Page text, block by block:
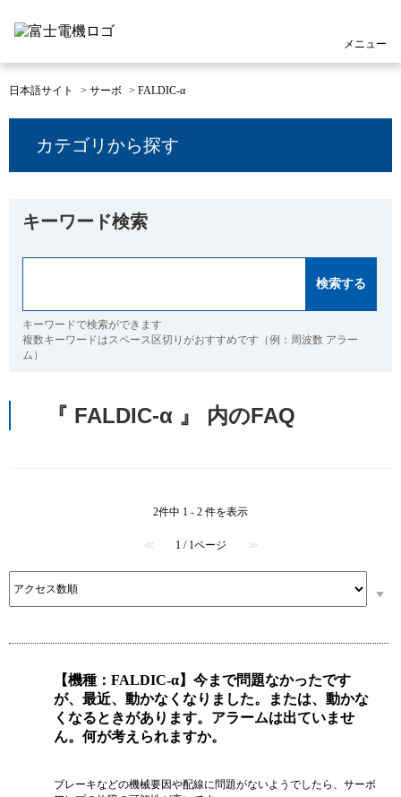
メニュー
日本語サイト > サーボ > FALDIC-α
カテゴリから探す
キーワード検索
キーワードで検索ができます
複数キーワードはスペース区切りがおすすめです（例：周波数 アラー
ム）
『 FALDIC-α 』 内のFAQ
2件中 1 - 2 件を表示
≪ 1 / 1ページ ≫
【機種：FALDIC-α】今まで問題なかったです
が、最近、動かなくなりました。または、動かな
くなるときがあります。アラームは出ていませ
ん。何が考えられますか。
ブレーキなどの機械要因や配線に問題がないようでしたら、サーボ